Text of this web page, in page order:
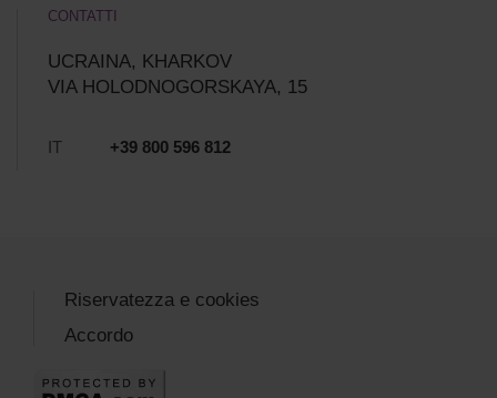
CONTATTI
UCRAINA, KHARKOV
VIA HOLODNOGORSKAYA, 15
IT +39 800 596 812
Riservatezza e cookies
Accordo